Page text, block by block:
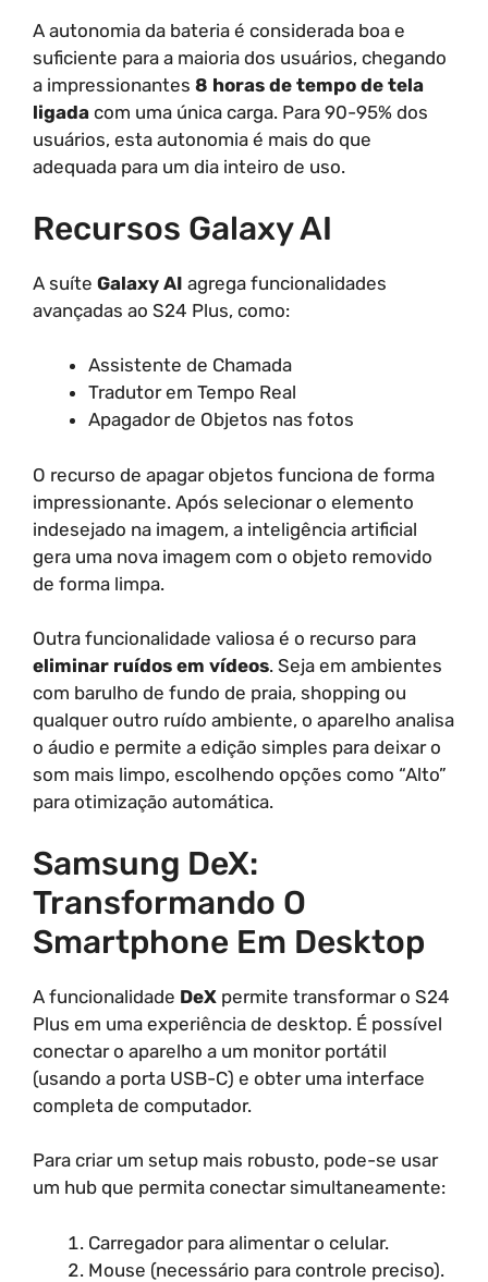
A autonomia da bateria é considerada boa e
suficiente para a maioria dos usuários, chegando
a impressionantes 8 horas de tempo de tela
ligada com uma única carga. Para 90-95% dos
usuários, esta autonomia é mais do que
adequada para um dia inteiro de uso.
Recursos Galaxy AI
A suíte Galaxy AI agrega funcionalidades
avançadas ao S24 Plus, como:
Assistente de Chamada
Tradutor em Tempo Real
Apagador de Objetos nas fotos
O recurso de apagar objetos funciona de forma
impressionante. Após selecionar o elemento
indesejado na imagem, a inteligência artificial
gera uma nova imagem com o objeto removido
de forma limpa.
Outra funcionalidade valiosa é o recurso para
eliminar ruídos em vídeos. Seja em ambientes
com barulho de fundo de praia, shopping ou
qualquer outro ruído ambiente, o aparelho analisa
o áudio e permite a edição simples para deixar o
som mais limpo, escolhendo opções como “Alto”
para otimização automática.
Samsung DeX:
Transformando O
Smartphone Em Desktop
A funcionalidade DeX permite transformar o S24
Plus em uma experiência de desktop. É possível
conectar o aparelho a um monitor portátil
(usando a porta USB-C) e obter uma interface
completa de computador.
Para criar um setup mais robusto, pode-se usar
um hub que permita conectar simultaneamente:
Carregador para alimentar o celular.
Mouse (necessário para controle preciso).